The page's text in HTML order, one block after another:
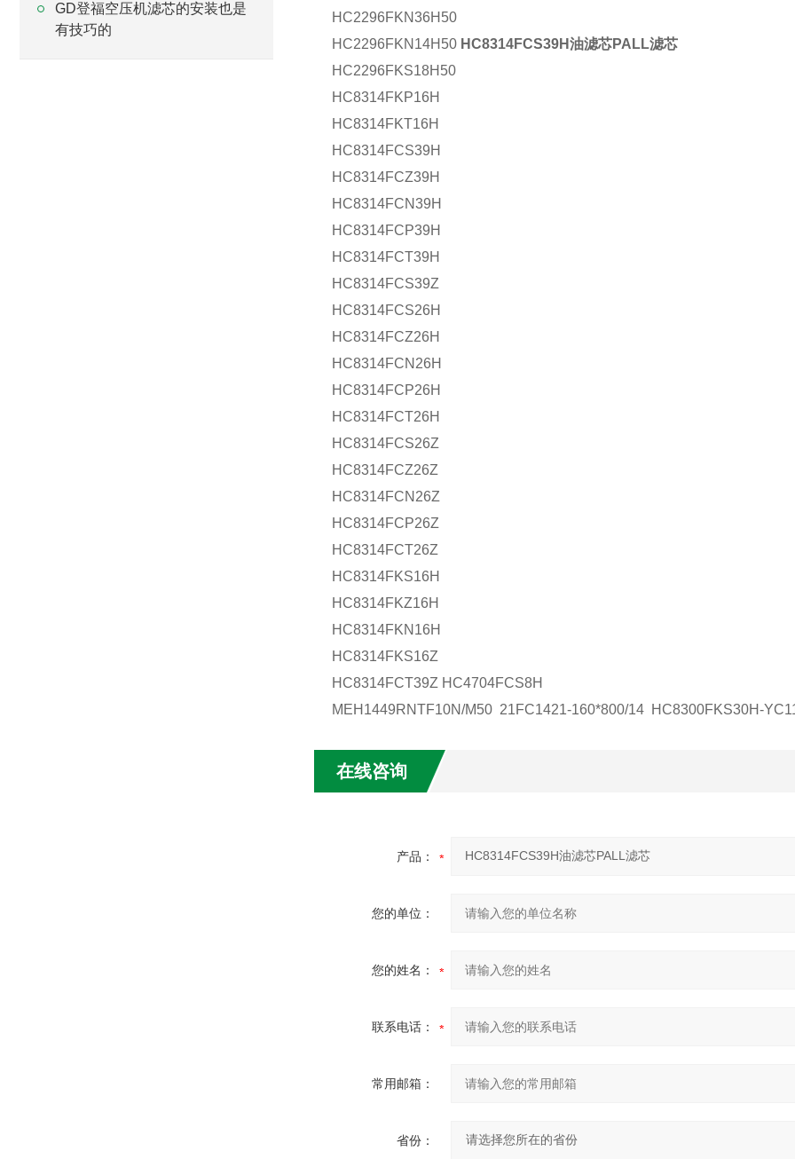
GD登福空压机滤芯的安装也是
有技巧的
HC2296FKN36H50
HC2296FKN14H50 HC8314FCS39H油滤芯PALL滤芯
HC2296FKS18H50
HC8314FKP16H
HC8314FKT16H
HC8314FCS39H
HC8314FCZ39H
HC8314FCN39H
HC8314FCP39H
HC8314FCT39H
HC8314FCS39Z
HC8314FCS26H
HC8314FCZ26H
HC8314FCN26H
HC8314FCP26H
HC8314FCT26H
HC8314FCS26Z
HC8314FCZ26Z
HC8314FCN26Z
HC8314FCP26Z
HC8314FCT26Z
HC8314FKS16H
HC8314FKZ16H
HC8314FKN16H
HC8314FKS16Z
HC8314FCT39Z HC4704FCS8H
MEH1449RNTF10N/M50 21FC1421-160*800/14 HC8300FKS30H-
在线咨询
产品：
您的单位：
您的姓名：
联系电话：
常用邮箱：
省份：